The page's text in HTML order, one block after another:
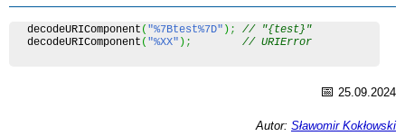
decodeURIComponent ( "%7Btest%7D" ) ;
// "{test}"
decodeURIComponent ( "%XX" ) ; // URIError
📅 25.09.2024
Autor: Sławomir Kokłowski